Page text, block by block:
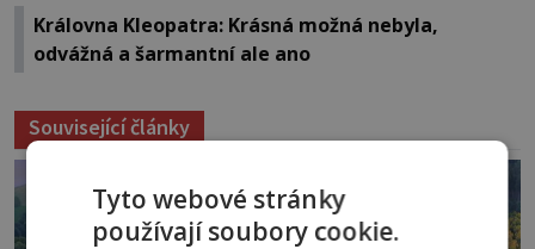
Královna Kleopatra: Krásná možná nebyla,
odvážná a šarmantní ale ano
Související články
Tyto webové stránky
používají soubory cookie.